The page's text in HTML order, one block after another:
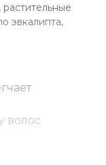
эвкалипта,
волос
волос,